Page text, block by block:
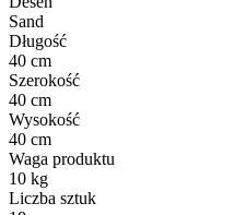
Sand
Długość
40 cm
Szerokość
40 cm
Wysokość
40 cm
Waga produktu
10 kg
Liczba sztuk